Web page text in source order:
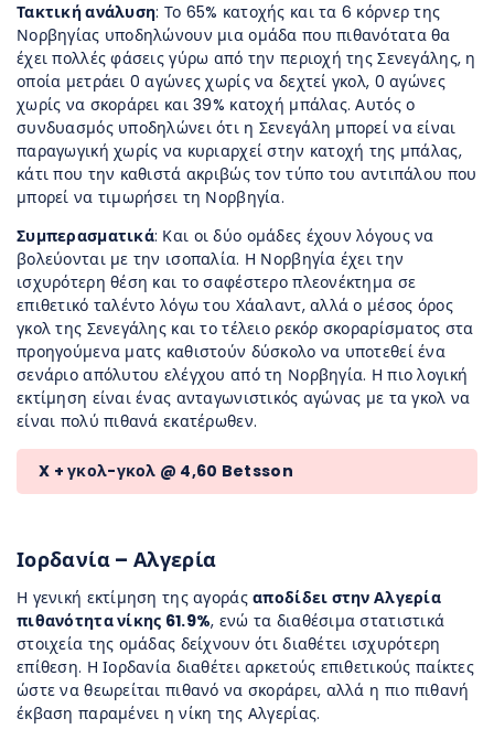
Τακτική ανάλυση: Το 65% κατοχής και τα 6 κόρνερ της
Νορβηγίας υποδηλώνουν μια ομάδα που πιθανότατα θα
έχει πολλές φάσεις γύρω από την περιοχή της Σενεγάλης, η
οποία μετράει 0 αγώνες χωρίς να δεχτεί γκολ, 0 αγώνες
χωρίς να σκοράρει και 39% κατοχή μπάλας. Αυτός ο
συνδυασμός υποδηλώνει ότι η Σενεγάλη μπορεί να είναι
παραγωγική χωρίς να κυριαρχεί στην κατοχή της μπάλας,
κάτι που την καθιστά ακριβώς τον τύπο του αντιπάλου που
μπορεί να τιμωρήσει τη Νορβηγία.
Συμπερασματικά: Και οι δύο ομάδες έχουν λόγους να
βολεύονται με την ισοπαλία. Η Νορβηγία έχει την
ισχυρότερη θέση και το σαφέστερο πλεονέκτημα σε
επιθετικό ταλέντο λόγω του Χάαλαντ, αλλά ο μέσος όρος
γκολ της Σενεγάλης και το τέλειο ρεκόρ σκοραρίσματος στα
προηγούμενα ματς καθιστούν δύσκολο να υποτεθεί ένα
σενάριο απόλυτου ελέγχου από τη Νορβηγία. Η πιο λογική
εκτίμηση είναι ένας ανταγωνιστικός αγώνας με τα γκολ να
είναι πολύ πιθανά εκατέρωθεν.
X + γκολ-γκολ @ 4,60 Betsson
Ιορδανία – Αλγερία
Η γενική εκτίμηση της αγοράςαποδίδει στην Αλγερία
πιθανότητα νίκης 61.9%, ενώ τα διαθέσιμα στατιστικά
στοιχεία της ομάδας δείχνουν ότι διαθέτει ισχυρότερη
επίθεση. Η Ιορδανία διαθέτει αρκετούς επιθετικούς παίκτες
ώστε να θεωρείται πιθανό να σκοράρει, αλλά η πιο πιθανή
έκβαση παραμένει η νίκη της Αλγερίας.